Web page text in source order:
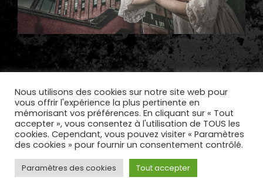
MusicFocus By
Catch Themes
Nous utilisons des cookies sur notre site web pour
vous offrir l'expérience la plus pertinente en
mémorisant vos préférences. En cliquant sur « Tout
accepter », vous consentez à l'utilisation de TOUS les
cookies. Cependant, vous pouvez visiter « Paramètres
des cookies » pour fournir un consentement contrôlé.
Paramètres des cookies Tout accepter